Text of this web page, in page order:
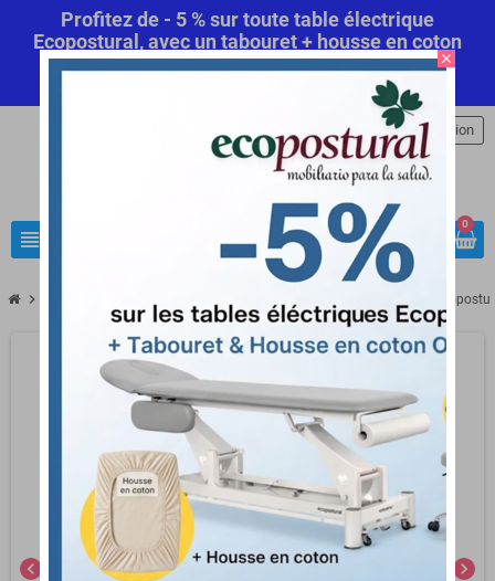
Profitez de - 5 % sur toute table électrique
Ecopostural, avec un tabouret + housse en coton
offert! Code Promo AutomatiqueCommandez
view_headline search
0
person Connexion
chevron_right Table de massage électrique 2 plans
chevron_left chevron_right
close